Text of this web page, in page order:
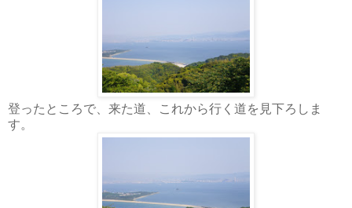
登ったところで、来た道、これから行く道を見下ろしま
す。